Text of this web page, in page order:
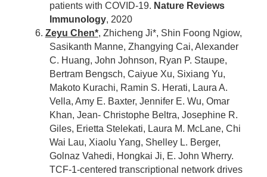
patients with COVID-19. Nature Reviews
Immunology, 2020
6. Zeyu Chen*, Zhicheng Ji*, Shin Foong Ngiow,
Sasikanth Manne, Zhangying Cai, Alexander
C. Huang, John Johnson, Ryan P. Staupe,
Bertram Bengsch, Caiyue Xu, Sixiang Yu,
Makoto Kurachi, Ramin S. Herati, Laura A.
Vella, Amy E. Baxter, Jennifer E. Wu, Omar
Khan, Jean- Christophe Beltra, Josephine R.
Giles, Erietta Stelekati, Laura M. McLane, Chi
Wai Lau, Xiaolu Yang, Shelley L. Berger,
Golnaz Vahedi, Hongkai Ji, E. John Wherry.
TCF-1-centered transcriptional network drives